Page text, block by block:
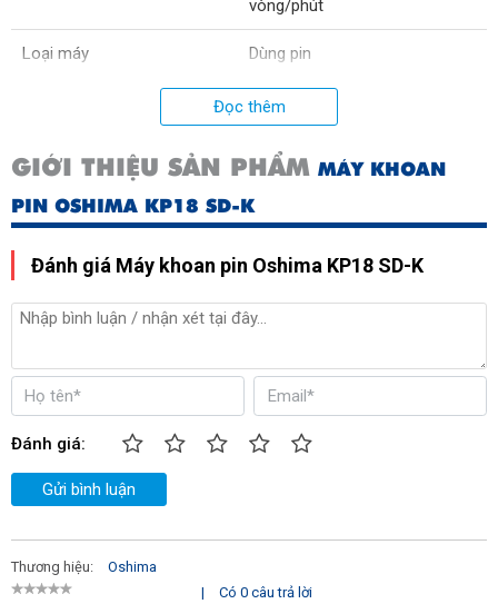
vòng/phút
Loại máy Dùng pin
Mô tơ từ (Cảm ứng)
Thời gian sạc pin 120 phút
Trọng lượng 1,6kg
Đọc thêm
GIỚI THIỆU SẢN PHẨM MÁY KHOAN
PIN OSHIMA KP18 SD-K
Đánh giá Máy khoan pin Oshima KP18 SD-K
Đánh giá:
Gửi bình luận
Thương hiệu:
Oshima
|
Có 0 câu trả lời